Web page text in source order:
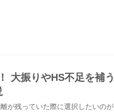
大振りやHS不足を補
が残っていた際に選択したいの